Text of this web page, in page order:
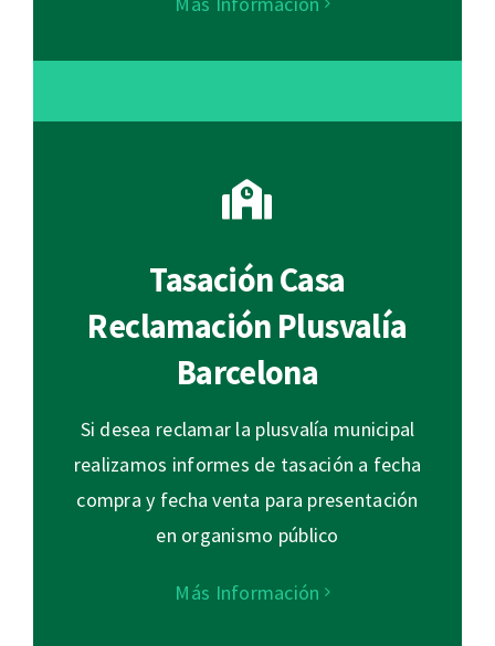
Tasación Casa
Reclamación Plusvalía
Barcelona
Si desea reclamar la plusvalía municipal
realizamos informes de tasación a fecha
compra y fecha venta para presentación
en organismo público
Más Información